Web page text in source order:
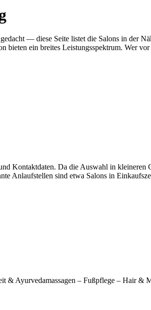
— diese Seite listet die Salons in der
ein breites Leistungsspektrum. Wer
Kontaktdaten. Da die Auswahl in
Anlaufstellen sind etwa Salons in
& Ayurvedamassagen – Fußpflege – Hair &